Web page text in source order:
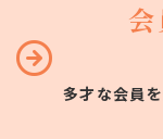
多才な会員